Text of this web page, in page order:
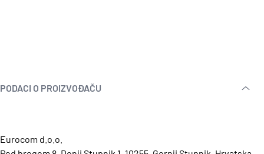
PODACI O PROIZVOĐAČU
Eurocom d.o.o.